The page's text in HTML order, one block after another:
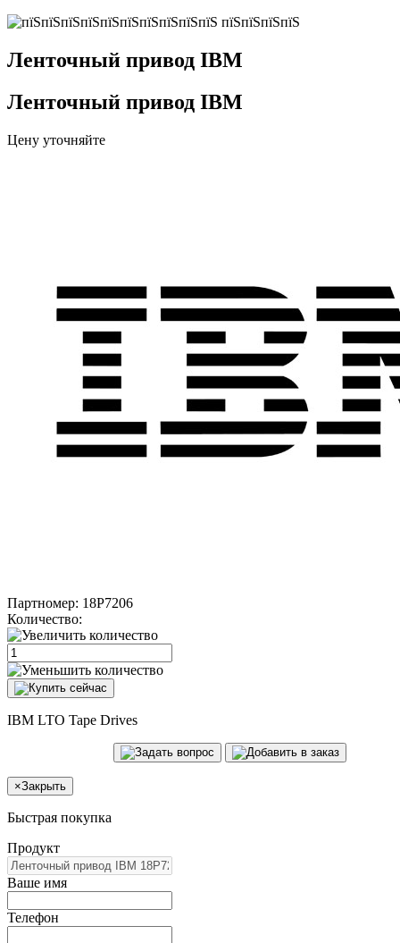
Ленточный привод IBM
Ленточный привод IBM
Цену уточняйте
Партномер: 18P7206
Количество:
IBM LTO Tape Drives
×Закрыть
Быстрая покупка
Продукт
Ваше имя
Телефон